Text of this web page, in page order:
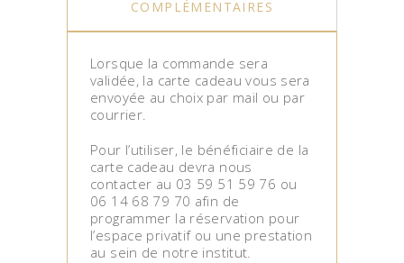
COMPLÉMENTAIRES
Lorsque la commande sera
validée, la carte cadeau vous sera
envoyée au choix par mail ou par
courrier.
Pour l’utiliser, le bénéficiaire de la
carte cadeau devra nous
contacter au 03 59 51 59 76 ou
06 14 68 79 70 afin de
programmer la réservation pour
l’espace privatif ou une prestation
au sein de notre institut.